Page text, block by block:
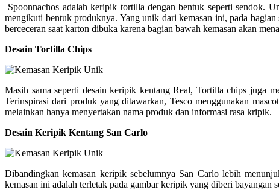
Spoonnachos adalah keripik tortilla dengan bentuk seperti sendok.
mengikuti bentuk produknya. Yang unik dari kemasan ini, pada
berceceran saat karton dibuka karena bagian bawah kemasan akan
Desain Tortilla Chips
Masih sama seperti desain keripik kentang Real, Tortilla chips juga
Terinspirasi dari produk yang ditawarkan, Tesco menggunakan
melainkan hanya menyertakan nama produk dan informasi rasa kripik.
Desain Keripik Kentang San Carlo
Dibandingkan kemasan keripik sebelumnya San Carlo lebih
kemasan ini adalah terletak pada gambar keripik yang diberi bayangan